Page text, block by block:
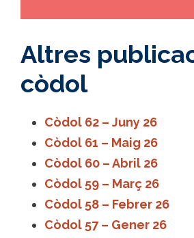
Altres
còdol
Còdol 62 – Juny 26
Còdol 61 – Maig 26
Còdol 60 – Abril 26
Còdol 59 – Març 26
Còdol 58 – Febrer 26
Còdol 57 – Gener 26